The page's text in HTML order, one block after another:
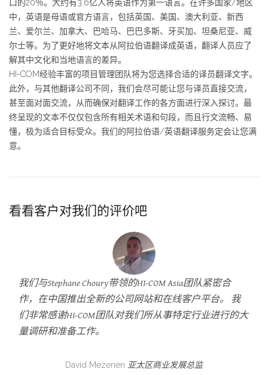
口的20％。大约有3.6亿人将英语作为第一语言。在许多国家/地区
中，英语是母语或官方语言，包括英国、美国、澳大利亚、新西
兰、爱尔兰、加拿大、巴哈马、巴巴多斯、牙买加、坦桑尼亚、威
尔士等。为了更好地将文本从阿拉伯语翻译成英语，翻译人员应了
解其中文化和当地语言的差异。
HI-COM经验丰富的项目管理团队将为您选择合适的译员翻译文字。
此外，与其他翻译公司不同，我们会尽可能让您与译员直接交流，
甚至面对面交流，从而确保对翻译工作的各方面进行深入探讨。最
终呈现的文本不仅仅包含所有相关术语和句段，而且行文流畅、易
懂，极为适合目标受众。我们的阿拉伯语/英语翻译服务定会让您满
意。
看看客户对我们的评价吧
我们与Stephane Choury带领的HI-COM Asia团队紧密合
作，在中国推出全新的公司网站和在线客户平台。 我
们非常感谢HI-COM团队对我们所从事特定行业进行的大
量调研和准备工作。
David Mezenen 亚太区商业发展总监